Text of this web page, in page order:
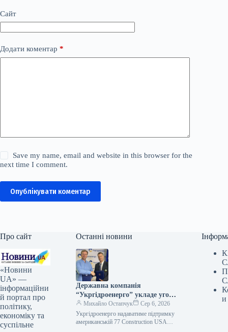
Сайт
Додати коментар *
Save my name, email and website in this browser for the
next time I comment.
Опублікувати коментар
Про сайт
«Новини
UA» —
інформаційни
й портал про
політику,
економіку та
суспільне
Останні новини
Державна компанія
“Укргідроенерго” укладе угоду
про співпрацю з
американським
підприємством 77
Михайло Остапчук
Сер 6, 2026
Укргідроенерго надаватиме підтримку
американській 77 Construction USA
и